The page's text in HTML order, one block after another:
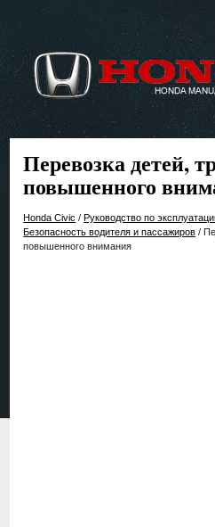
Перевозка детей,
повышенного
Honda Civic /Руководство по
Безопасность водителя и пассажиров /
повышенного внимания